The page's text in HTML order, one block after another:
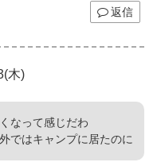
返信
木)
なって感じだわ
ではキャンプに居たのに